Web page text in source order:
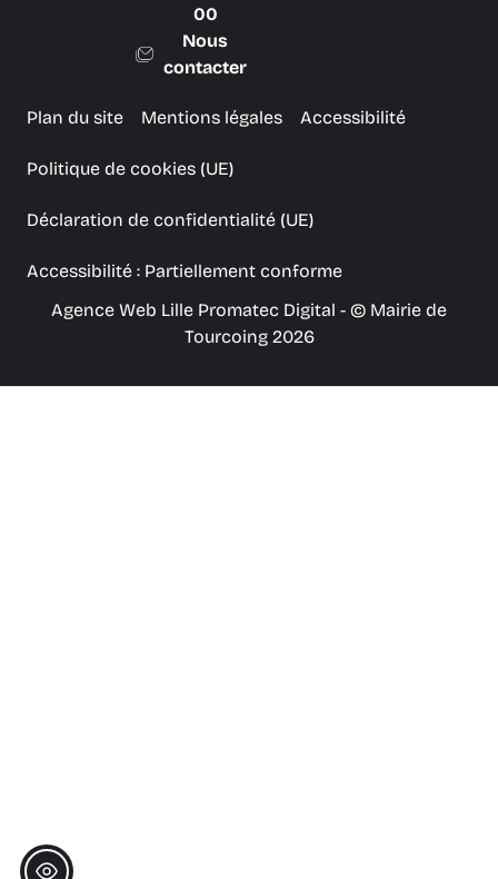
00
Nous
contacter
Plan du site Mentions légales Accessibilité
Politique de cookies (UE)
Déclaration de confidentialité (UE)
Accessibilité : Partiellement conforme
Agence Web Lille Promatec Digital - © Mairie de
Tourcoing 2026